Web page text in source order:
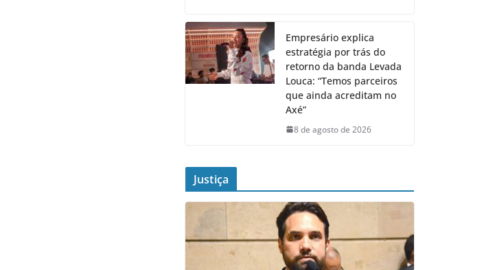
Empresário explica
estratégia por trás do
retorno da banda Levada
Louca: “Temos parceiros
que ainda acreditam no
Axé”
8 de agosto de 2026
Justiça